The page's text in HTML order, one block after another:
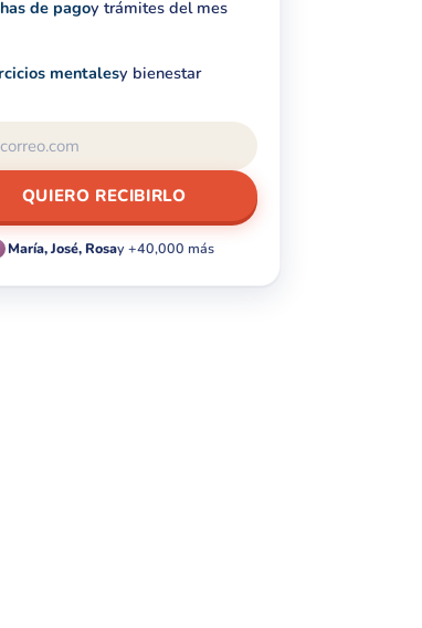
de pagoy trámites del mes
mentalesy bienestar
QUIERO RECIBIRLO
María, José, Rosay +40,000 más